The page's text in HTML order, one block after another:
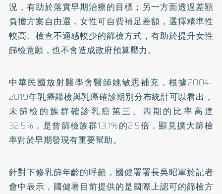
況，有助於落實早期治療的目標；另一方面透過差額
負擔方案自由選，女性可自費補足差額，選擇精準性
較高、檢查不適感較少的篩檢方式，有助於提升女性
篩檢意願，也不會造成政府預算壓力。
中華民國放射醫學會醫師姚敏思補充，根據2004-
2019年乳癌篩檢與乳癌確診期別分布統計可以看出，
未篩檢的族群確診乳癌第三、四期的比率高達
32.5%，是曾篩檢族群13.1%的2.5倍，顯見擴大篩檢
率對於早期發現有重要幫助。
針對下修乳篩年齡的呼籲，國健署署長吳昭軍於記者
會中表示，國健署目前提供的是國際上認可的篩檢方